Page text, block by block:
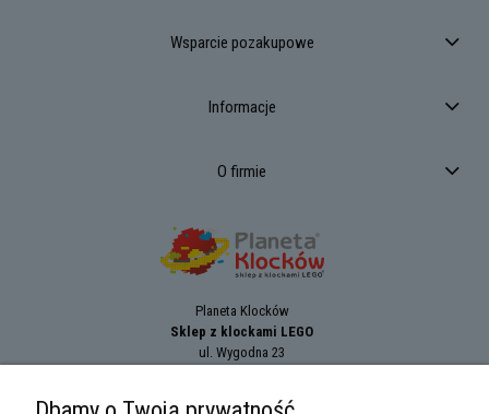
Wsparcie pozakupowe
Informacje
O firmie
Planeta Klocków
Sklep z klockami LEGO
ul. Wygodna 23